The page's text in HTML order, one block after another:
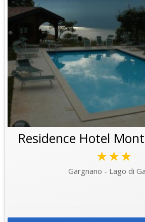
Residence Hotel
★★★
Gargnano - Lago di